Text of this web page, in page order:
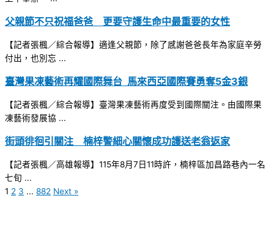
父親節不只祝福爸爸 更要守護生命中最重要的女性
【記者張楓／綜合報導】適逢父親節，除了感謝爸爸長年為家庭辛勞
付出，也別忘 ...
臺灣果凍藝術再耀國際舞台 馬來西亞國際賽勇奪5金3銀
【記者張楓／綜合報導】臺灣果凍藝術再度受到國際關注。由國際果
凍藝術發展協 ...
街頭徘徊引關注 楠梓警細心關懷成功護送老翁返家
【記者張楓／高雄報導】115年8月7日11時許，楠梓區加昌路巷內一名
七旬 ...
1 2 3 ... 882 Next »